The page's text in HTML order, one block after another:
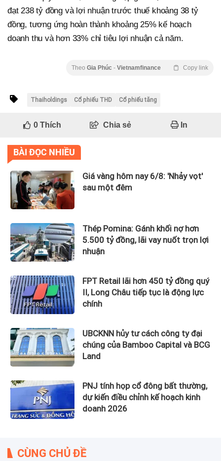
đạt 238 tỷ đồng và lợi nhuận trước thuế khoảng 38 tỷ
đồng, tương ứng hoàn thành khoảng 25% kế hoạch
doanh thu và hơn 33% chỉ tiêu lợi nhuận cả năm.
Theo Gia Phúc - Vietnamfinance Copy link
Thaiholdings Cổ phiếu THD Cổ phiếu tăng
0Thích Chia sẻ In
BÀI ĐỌC NHIỀU
Giá vàng hôm nay 6/8: 'Nhảy vọt'
sau một đêm
Thép Pomina: Gánh khối nợ hơn
5.500 tỷ đồng, lãi vay nuốt trọn lợi
nhuận
FPT Retail lãi hơn 450 tỷ đồng quý
II, Long Châu tiếp tục là động lực
chính
UBCKNN hủy tư cách công ty đại
chúng của Bamboo Capital và BCG
Land
PNJ tính họp cổ đông bất thường,
dự kiến điều chỉnh kế hoạch kinh
doanh 2026
CÙNG CHỦ ĐỀ